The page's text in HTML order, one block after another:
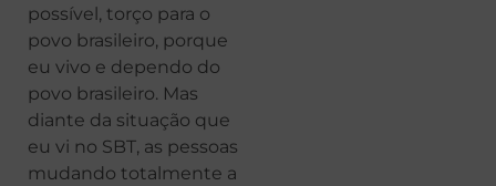
possível, torço para o
povo brasileiro, porque
eu vivo e dependo do
povo brasileiro. Mas
diante da situação que
eu vi no SBT, as pessoas
mudando totalmente a